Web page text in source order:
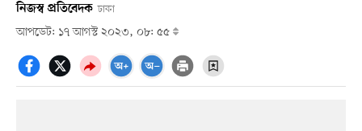
নিজস্ব প্রতিবেদক ঢাকা
আপডেট: ১৭ আগস্ট ২০২৩, ০৮: ৫৫